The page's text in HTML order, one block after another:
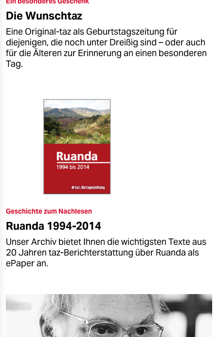
epaper login
Die Wunschtaz
Eine Original-taz als Geburtstagszeitung für
diejenigen, die noch unter Dreißig sind – oder auch
für die Älteren zur Erinnerung an einen besonderen
Tag.
Geschichte zum Nachlesen
Ruanda 1994-2014
Unser Archiv bietet Ihnen die wichtigsten Texte aus
20 Jahren taz-Berichterstattung über Ruanda als
ePaper an.